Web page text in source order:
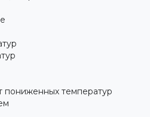
пониженных температур